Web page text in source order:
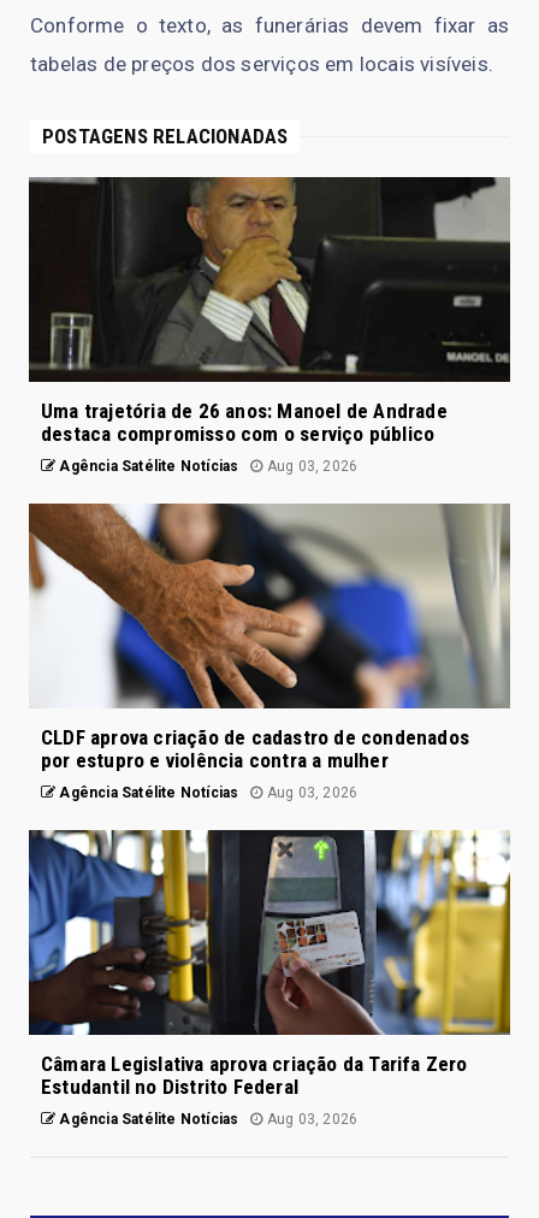
Conforme o texto, as funerárias devem fixar as
tabelas de preços dos serviços em locais visíveis.
POSTAGENS RELACIONADAS
Uma trajetória de 26 anos: Manoel de Andrade
destaca compromisso com o serviço público
Agência Satélite Notícias Aug 03, 2026
CLDF aprova criação de cadastro de condenados
por estupro e violência contra a mulher
Agência Satélite Notícias Aug 03, 2026
Câmara Legislativa aprova criação da Tarifa Zero
Estudantil no Distrito Federal
Agência Satélite Notícias Aug 03, 2026